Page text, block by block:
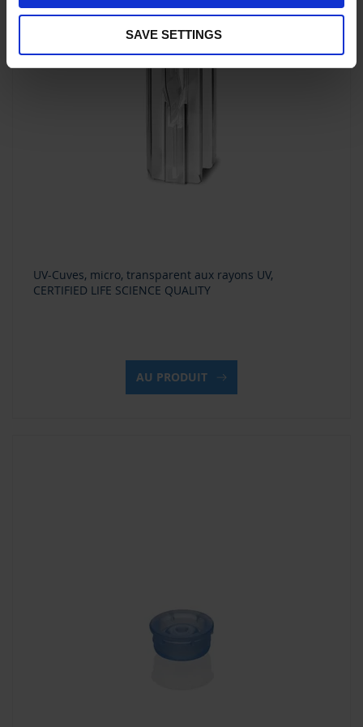
SAVE SETTINGS
UV-Cuves, micro, transparent aux rayons UV,
CERTIFIED LIFE SCIENCE QUALITY
AU PRODUIT